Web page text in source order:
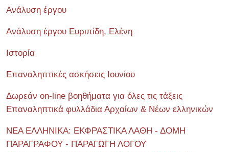
Ανάλυση έργου
Ανάλυση έργου Ευριπίδη, Ελένη
Ιστορία
Επαναληπτικές ασκήσεις Ιουνίου
Δωρεάν on-line βοηθήματα για όλες τις τάξεις
Επαναληπτικά φυλλάδια Αρχαίων & Νέων ελληνικών
ΝΕΑ ΕΛΛΗΝΙΚΑ: ΕΚΦΡΑΣΤΙΚΑ ΛΑΘΗ - ΔΟΜΗ
ΠΑΡΑΓΡΑΦΟΥ - ΠΑΡΑΓΩΓΗ ΛΟΓΟΥ